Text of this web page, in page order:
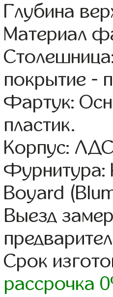
Глубина
Материал
покрытие -
Фартук:
пластик.
Корпус:
Фурнитура:
Boyard
Выезд
Срок
рассрочка